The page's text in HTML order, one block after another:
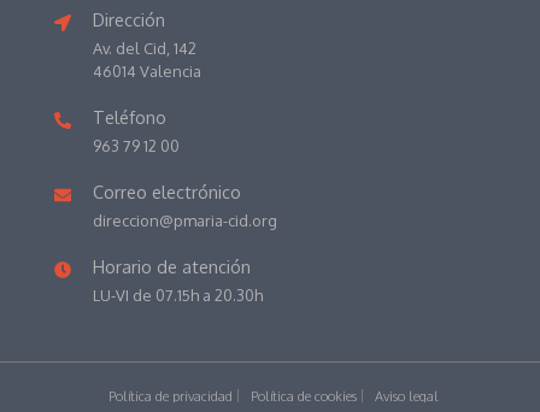
Dirección
Av. del Cid, 142
46014 Valencia
Teléfono
963 79 12 00
Correo electrónico
direccion@pmaria-cid.org
Horario de atención
LU-VI de 07.15h a 20.30h
Política de privacidad Política de cookies
Aviso legal